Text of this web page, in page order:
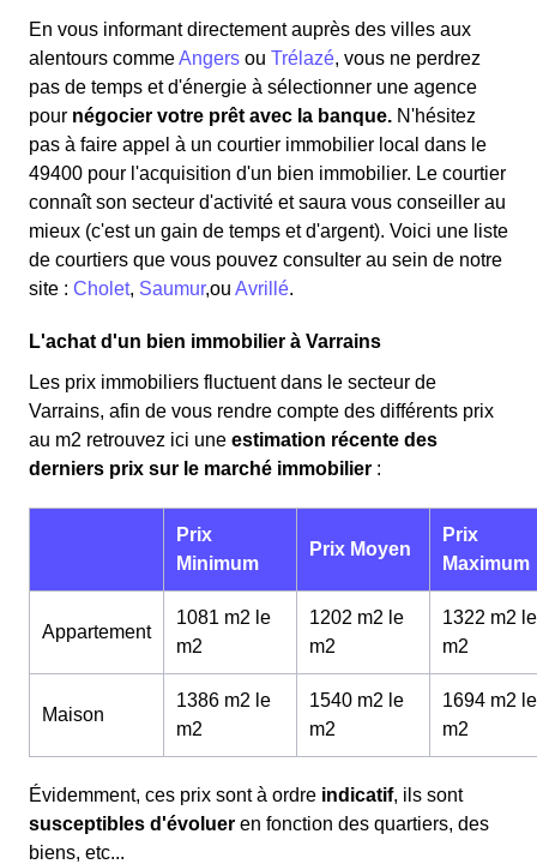
En vous informant directement auprès des villes aux
alentours commeAngers ou Trélazé, vous ne perdrez
pas de temps et d'énergie à sélectionner une agence
pour négocier votre prêt avec la banque. N'hésitez
pas à faire appel à un courtier immobilier local dans le
49400 pour l'acquisition d'un bien immobilier. Le courtier
connaît son secteur d'activité et saura vous conseiller au
mieux (c'est un gain de temps et d'argent). Voici une liste
de courtiers que vous pouvez consulter au sein de notre
site : Cholet, Saumur,ou Avrillé.
L'achat d'un bien immobilier à Varrains
Les prix immobiliers fluctuent dans le secteur de
Varrains, afin de vous rendre compte des différents prix
au m2 retrouvez ici une estimation récente des
derniers prix sur le marché immobilier :
Prix
Minimum
Prix Moyen
Prix
Maximum
Appartement
1081 m2 le
m2
1202 m2 le
m2
1322 m2 le
m2
Maison
1386 m2 le
m2
1540 m2 le
m2
1694 m2 le
m2
Évidemment, ces prix sont à ordre indicatif, ils sont
susceptibles d'évoluer en fonction des quartiers, des
biens, etc...